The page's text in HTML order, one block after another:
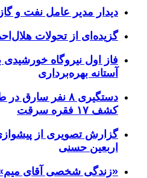
دیدار مدیر عامل نفت و
گزیده‌ای از تحولات
فاز اول نیروگاه خورشیدی
آستانه بهره‌برداری
دستگیری ۸ نفر
کشف ۱۷ فقره سرقت
گزارش تصویری از
اربعین حسنی
«زندگی شخصی آقای